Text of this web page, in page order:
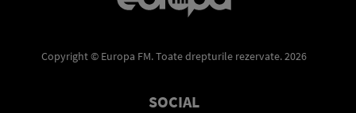
Copyright © Europa FM. Toate drepturile rezervate. 2026
SOCIAL